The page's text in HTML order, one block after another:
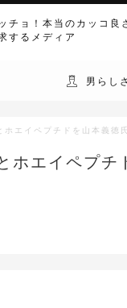
チョ！本当のカッコ良
するメディア
男らしさ
エイペプチドを山本義徳
ホエイペプチ